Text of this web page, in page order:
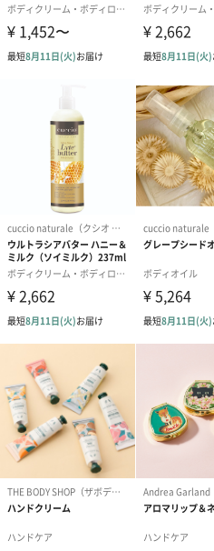
お風呂上がりや、指先や爪が乾燥
をおすすめします。毎日、朝・晩
す。
こんな方におすすめ
◆ジェルネイルで痛んだ爪
◆毎日のアルコール消毒で指先が
◆乾燥で爪が割れたり、ささくれ
◆うるおいケアと良い香りで、リ
◆保湿はしたいけどベタつくのは苦
◆指先がくすんで色がパッとしない
二枚爪にも効果的に働きかけます
事で、ささくれや乾燥から指先
ます。
うるうる保湿。ささくれや
ロエベラ